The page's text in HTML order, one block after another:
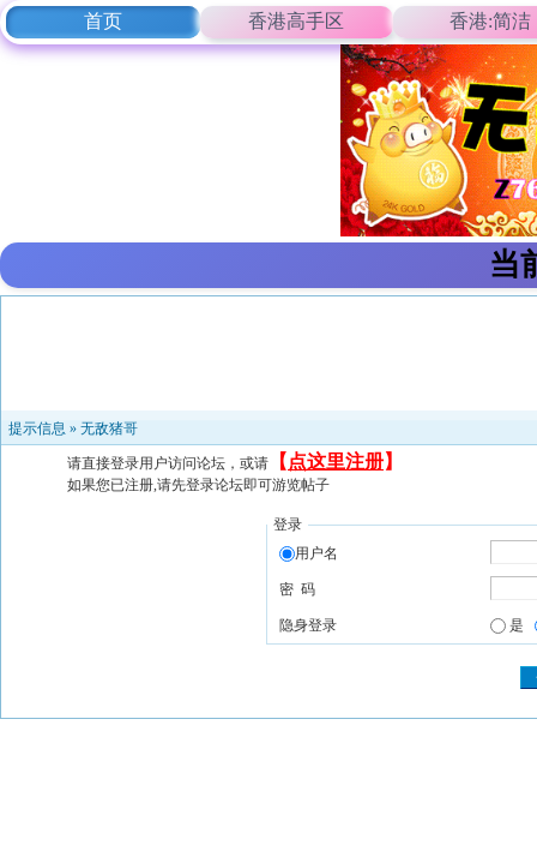
首页 香港高手区 香港:简洁
当
提示信息 » 无敌猪哥
请直接登录用户访问论坛，或请 【 点这里注册】
如果您已注册,请先登录论坛即可游览帖子
登录
用户名
密 码
隐身登录 是